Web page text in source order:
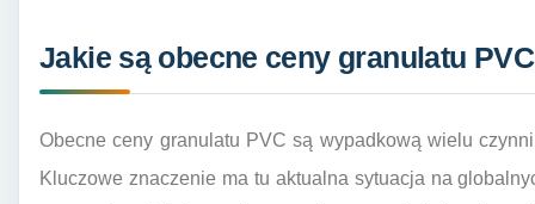
Jakie są obecne ceny granulatu
Obecne ceny granulatu PVC są wypadkową wielu
Kluczowe znaczenie ma tu aktualna sytuacja na